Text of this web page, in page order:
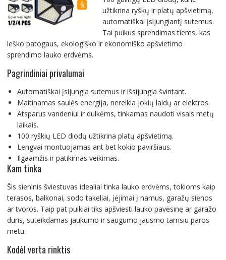
užtikrina ryškų ir platų apšvietimą,
automatiškai įsijungiantį sutemus.
Tai puikus sprendimas tiems, kas
ieško patogaus, ekologiško ir ekonomiško apšvietimo
sprendimo lauko erdvėms.
Pagrindiniai privalumai
Automatiškai įsijungia sutemus ir išsijungia švintant.
Maitinamas saulės energija, nereikia jokių laidų ar elektros.
Atsparus vandeniui ir dulkėms, tinkamas naudoti visais metų
laikais.
100 ryškių LED diodų užtikrina platų apšvietimą.
Lengvai montuojamas ant bet kokio paviršiaus.
Ilgaamžis ir patikimas veikimas.
Kam tinka
Šis sieninis šviestuvas idealiai tinka lauko erdvėms, tokioms kaip
terasos, balkonai, sodo takeliai, įėjimai į namus, garažų sienos
ar tvoros. Taip pat puikiai tiks apšviesti lauko pavėsinę ar garažo
duris, suteikdamas jaukumo ir saugumo jausmo tamsiu paros
metu.
Kodėl verta rinktis